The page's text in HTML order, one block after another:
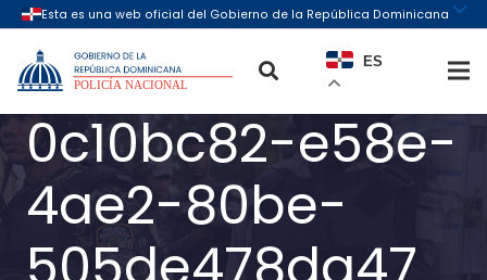
ES
0c10bc82-e58e-
4ae2-80be-